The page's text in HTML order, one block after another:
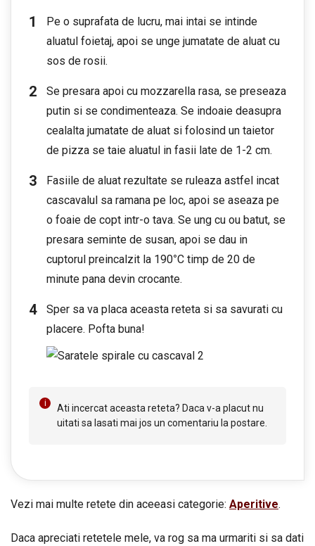
Pe o suprafata de lucru, mai intai se intinde
aluatul foietaj, apoi se unge jumatate de aluat cu
sos de rosii.
Se presara apoi cu mozzarella rasa, se preseaza
putin si se condimenteaza. Se indoaie deasupra
cealalta jumatate de aluat si folosind un taietor
de pizza se taie aluatul in fasii late de 1-2 cm.
Fasiile de aluat rezultate se ruleaza astfel incat
cascavalul sa ramana pe loc, apoi se aseaza pe
o foaie de copt intr-o tava. Se ung cu ou batut, se
presara seminte de susan, apoi se dau in
cuptorul preincalzit la 190°C timp de 20 de
minute pana devin crocante.
Sper sa va placa aceasta reteta si sa savurati cu
placere. Pofta buna!
Ati incercat aceasta reteta? Daca v-a placut nu
uitati sa lasati mai jos un comentariu la postare.
Vezi mai multe retete din aceeasi categorie: Aperitive.
Daca apreciati retetele mele, va rog sa ma urmariti si sa dati